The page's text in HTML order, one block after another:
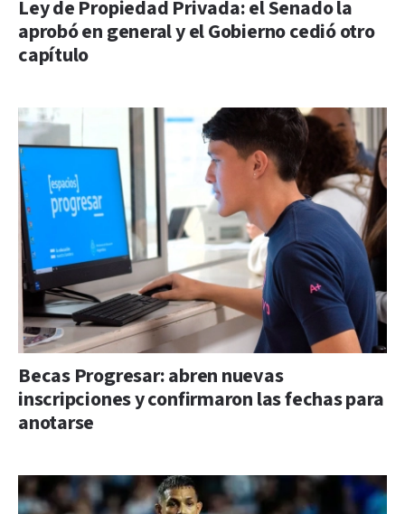
Ley de Propiedad Privada: el Senado la
aprobó en general y el Gobierno cedió otro
capítulo
Becas Progresar: abren nuevas
inscripciones y confirmaron las fechas para
anotarse